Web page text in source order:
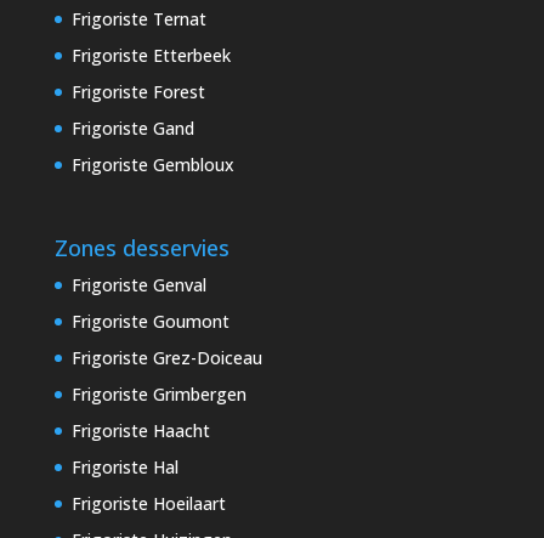
Frigoriste Ternat
Frigoriste Etterbeek
Frigoriste Forest
Frigoriste Gand
Frigoriste Gembloux
Zones desservies
Frigoriste Genval
Frigoriste Goumont
Frigoriste Grez-Doiceau
Frigoriste Grimbergen
Frigoriste Haacht
Frigoriste Hal
Frigoriste Hoeilaart